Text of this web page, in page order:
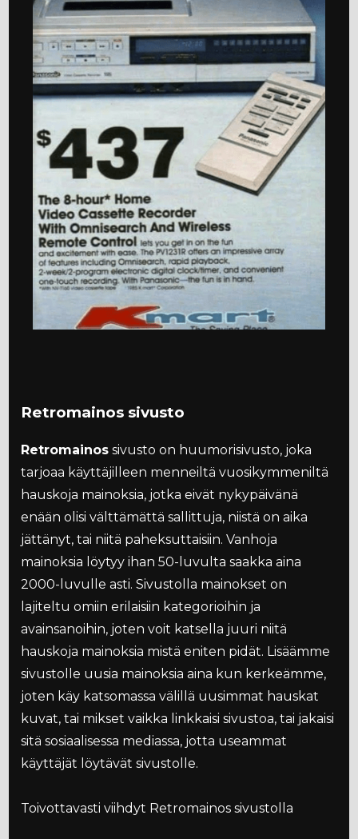
Retromainos sivusto
Retromainos sivusto on huumorisivusto, joka
tarjoaa käyttäjilleen menneiltä vuosikymmeniltä
hauskoja mainoksia, jotka eivät nykypäivänä
enään olisi välttämättä sallittuja, niistä on aika
jättänyt, tai niitä paheksuttaisiin. Vanhoja
mainoksia löytyy ihan 50-luvulta saakka aina
2000-luvulle asti. Sivustolla mainokset on
lajiteltu omiin erilaisiin kategorioihin ja
avainsanoihin, joten voit katsella juuri niitä
hauskoja mainoksia mistä eniten pidät. Lisäämme
sivustolle uusia mainoksia aina kun kerkeämme,
joten käy katsomassa välillä uusimmat hauskat
kuvat, tai mikset vaikka linkkaisi sivustoa, tai jakaisi
sitä sosiaalisessa mediassa, jotta useammat
käyttäjät löytävät sivustolle.
Toivottavasti viihdyt Retromainos sivustolla